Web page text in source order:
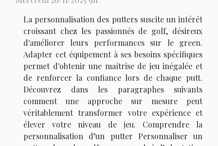
La personnalisation des putters suscite un intérêt
croissant chez les passionnés de golf, désireux
d'améliorer leurs performances sur le green.
Adapter cet équipement à ses besoins spécifiques
permet d'obtenir une maîtrise de jeu inégalée et
de renforcer la confiance lors de chaque putt.
Découvrez dans les paragraphes suivants
comment une approche sur mesure peut
véritablement transformer votre expérience et
élever votre niveau de jeu. Comprendre la
personnalisation d’un putter Personnaliser un